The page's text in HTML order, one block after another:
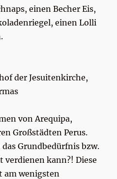
einen Becher Eis,
einen Lolli
der Jesuitenkirche,
von Arequipa,
Großstädten Perus.
Grundbedürfnis bzw.
verdienen kann?! Diese
am wenigsten